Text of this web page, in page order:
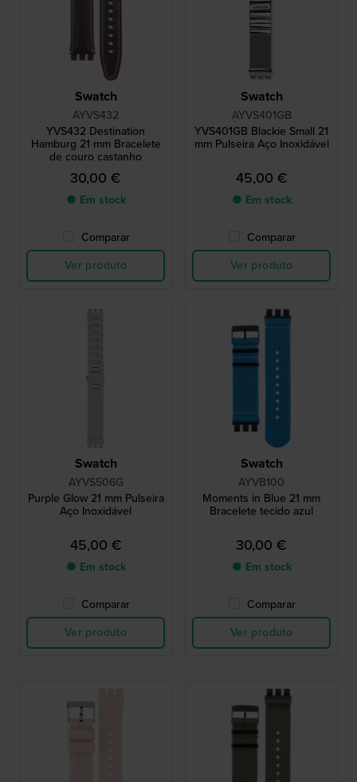
Swatch
AYVS432
YVS432 Destination
Hamburg 21 mm Bracelete
de couro castanho
30,00 €
● Em stock
Comparar
Ver produto
Swatch
AYVS401GB
YVS401GB Blackie Small 21
mm Pulseira Aço Inoxidável
45,00 €
● Em stock
Comparar
Ver produto
Swatch
AYVS506G
Purple Glow 21 mm Pulseira
Aço Inoxidável
45,00 €
● Em stock
Comparar
Ver produto
Swatch
AYVB100
Moments in Blue 21 mm
Bracelete tecido azul
30,00 €
● Em stock
Comparar
Ver produto